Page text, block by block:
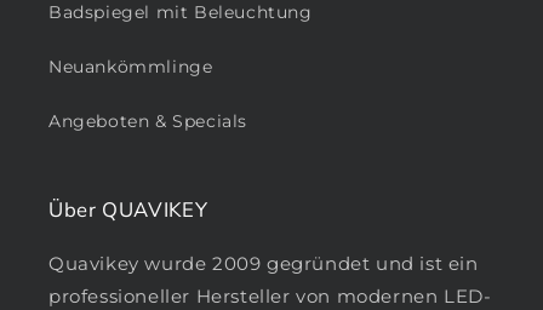
Badspiegel mit Beleuchtung
Neuankömmlinge
Angeboten & Specials
Über QUAVIKEY
Quavikey wurde 2009 gegründet und ist ein
professioneller Hersteller von modernen LED-